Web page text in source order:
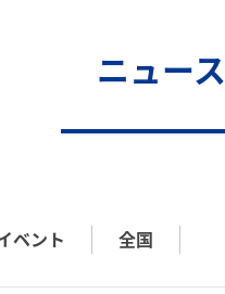
ニュース
ベント 全国